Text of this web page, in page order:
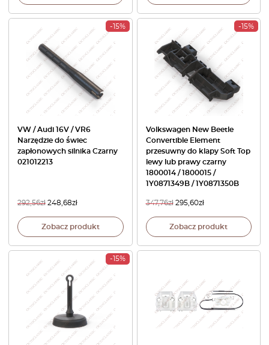
-15%
VW / Audi 16V / VR6
Narzędzie do świec
zapłonowych silnika Czarny
021012213
292,56zł 248,68zł
Zobacz produkt
-15%
Volkswagen New Beetle
Convertible Element
przesuwny do klapy Soft Top
lewy lub prawy czarny
1800014 / 1800015 /
1Y0871349B / 1Y0871350B
347,76zł 295,60zł
Zobacz produkt
-15%